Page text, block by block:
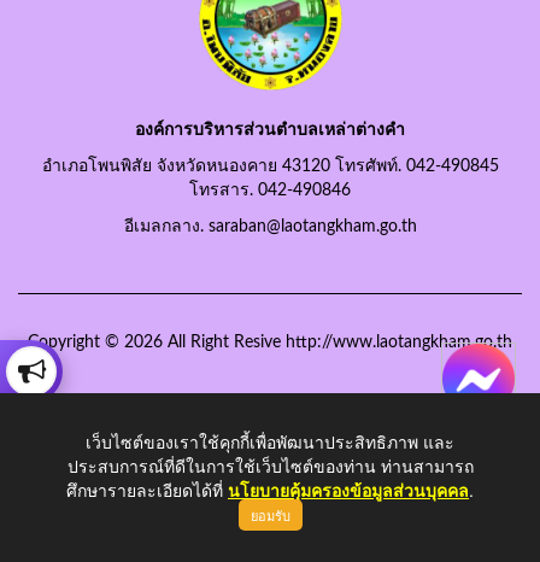
องค์การบริหารส่วนตำบลเหล่าต่างคำ
อำเภอโพนพิสัย จังหวัดหนองคาย 43120 โทรศัพท์. 042-490845
โทรสาร. 042-490846
อีเมลกลาง. saraban@laotangkham.go.th
Copyright © 2026 All Right Resive http://www.laotangkham.go.th
เว็บไซต์ของเราใช้คุกกี้เพื่อพัฒนาประสิทธิภาพ และ
ประสบการณ์ที่ดีในการใช้เว็บไซต์ของท่าน ท่านสามารถ
ศึกษารายละเอียดได้ที่ นโยบายคุ้มครองข้อมูลส่วนบุคคล.
ยอมรับ